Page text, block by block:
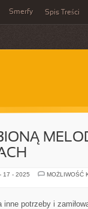
Smerfy Spis Treści
17 - 2025
MOŻLIWOŚĆ
potrzeby i